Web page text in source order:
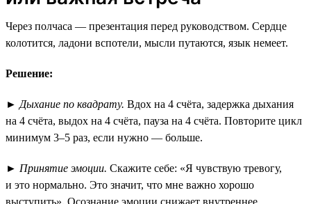
Через полчаса — презентация перед руководством. Сердце
колотится, ладони вспотели, мысли путаются, язык немеет.
Решение:
► Дыхание по квадрату. Вдох на 4 счёта, задержка дыхания
на 4 счёта, выдох на 4 счёта, пауза на 4 счёта. Повторите цикл
минимум 3–5 раз, если нужно — больше.
► Принятие эмоции. Скажите себе: «Я чувствую тревогу,
и это нормально. Это значит, что мне важно хорошо
выступить». Осознание эмоции снижает внутреннее